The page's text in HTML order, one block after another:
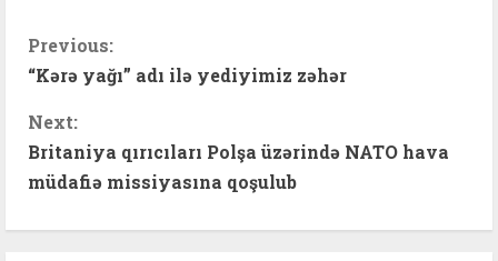
C
n
t
i
Previous:
“Kərə yağı” adı ilə yediyimiz zəhər
Next:
Britaniya qırıcıları Polşa üzərində NATO hava
müdafiə missiyasına qoşulub